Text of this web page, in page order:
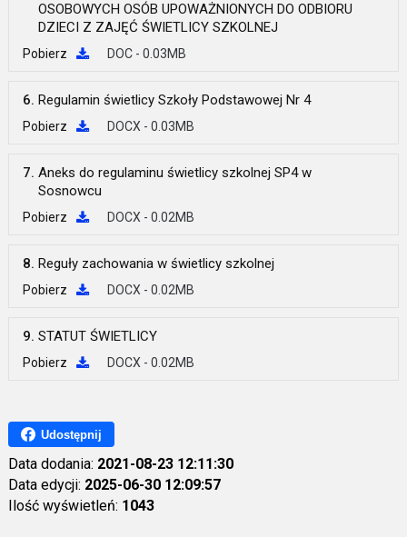
OSOBOWYCH OSÓB UPOWAŻNIONYCH DO ODBIORU
DZIECI Z ZAJĘĆ ŚWIETLICY SZKOLNEJ
Pobierz DOC - 0.03MB
6. Regulamin świetlicy Szkoły Podstawowej Nr 4
Pobierz DOCX - 0.03MB
7. Aneks do regulaminu świetlicy szkolnej SP4 w
Sosnowcu
Pobierz DOCX - 0.02MB
8. Reguły zachowania w świetlicy szkolnej
Pobierz DOCX - 0.02MB
9. STATUT ŚWIETLICY
Pobierz DOCX - 0.02MB
Udostępnij
Data dodania: 2021-08-23 12:11:30
Data edycji: 2025-06-30 12:09:57
Ilość wyświetleń: 1043